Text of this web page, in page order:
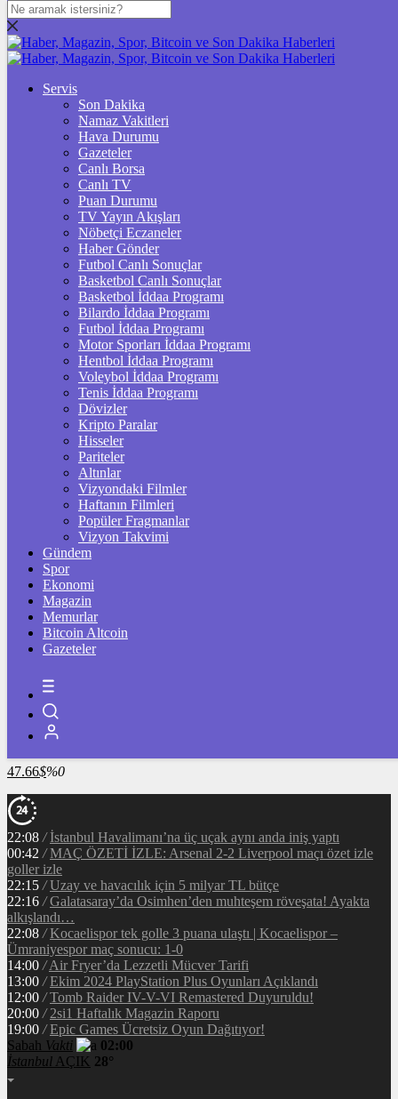
DOLAR
47,7091$% 0.17
% -0.01
STERLİN
% 0.09
GRAM ALTIN
%1,09
ÇEYREK ALTIN
10.729,00%0,90
TAM ALTIN
42.731,00%0,90
%1,09
%0,70
฿%-0.5
LİTECOİN
2167.02Ł%1
ETHEREUM
90501 Ξ%0
RİPPLE
48.56
%-2.1
TETHER
47.66$%0
Servis
Son Dakika
Namaz Vakitleri
Hava Durumu
Gazeteler
Canlı Borsa
Canlı TV
Puan Durumu
TV Yayın Akışları
Nöbetçi Eczaneler
Haber Gönder
Futbol Canlı Sonuçlar
Basketbol Canlı Sonuçlar
Basketbol İddaa Programı
Bilardo İddaa Programı
Futbol İddaa Programı
Motor Sporları İddaa Programı
Hentbol İddaa Programı
Voleybol İddaa Programı
Tenis İddaa Programı
Dövizler
Kripto Paralar
Hisseler
Pariteler
Altınlar
Vizyondaki Filmler
Haftanın Filmleri
Popüler Fragmanlar
Vizyon Takvimi
Gündem
Spor
Ekonomi
Magazin
Memurlar
Bitcoin Altcoin
Gazeteler
22:08 / İstanbul Havalimanı’na üç uçak aynı anda iniş yaptı
00:42 / MAÇ ÖZETİ İZLE: Arsenal 2-2 Liverpool maçı özet izle
goller izle
22:15 / Uzay ve havacılık için 5 milyar TL bütçe
22:16 / Galatasaray’da Osimhen’den muhteşem röveşata! Ayakta
alkışlandı…
22:08 / Kocaelispor tek golle 3 puana ulaştı | Kocaelispor –
Ümraniyespor maç sonucu: 1-0
14:00 / Air Fryer’da Lezzetli Mücver Tarifi
13:00 / Ekim 2024 PlayStation Plus Oyunları Açıklandı
12:00 / Tomb Raider IV-V-VI Remastered Duyuruldu!
20:00 / 2si1 Haftalık Magazin Raporu
19:00 / Epic Games Ücretsiz Oyun Dağıtıyor!
Sabah Vakti
02:00
İstanbul AÇIK 28°